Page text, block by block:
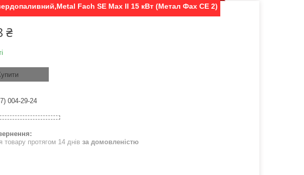
Fach SE Max II 15 кВт (Метал Фах СЕ 2)
₴
004-29-24
товару протягом 14 днів за домовленістю